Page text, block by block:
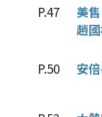
P.47
美
趙
P.50 安